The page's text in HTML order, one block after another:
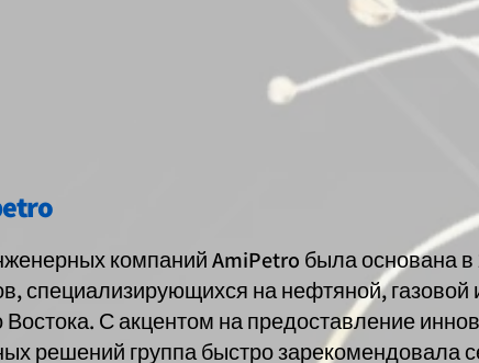
компаний AmiPetro была основана
специализирующихся на нефтяной, газовой
Востока. С акцентом на предоставление
решений группа быстро зарекомендовала